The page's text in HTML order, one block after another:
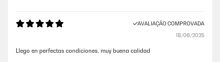
AVALIAÇÃO COMPROVADA
18/06/2025
Llego en perfectas condiciones, muy buena calidad